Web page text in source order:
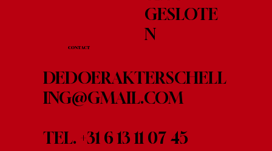
CONTACT
DEDOERAKTERSCHELL
ING@GMAIL.COM
TEL. +31 6 13 11 07 45
GESLOTE
N